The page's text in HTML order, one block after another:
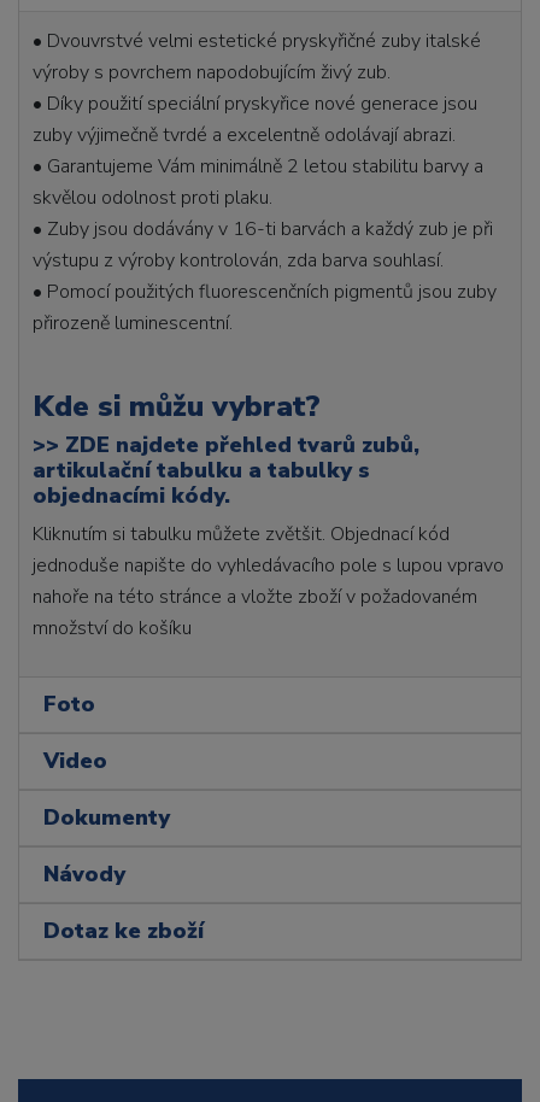
• Dvouvrstvé velmi estetické pryskyřičné zuby italské
výroby s povrchem napodobujícím živý zub.
• Díky použití speciální pryskyřice nové generace jsou
zuby výjimečně tvrdé a excelentně odolávají abrazi.
• Garantujeme Vám minimálně 2 letou stabilitu barvy a
skvělou odolnost proti plaku.
• Zuby jsou dodávány v 16-ti barvách a každý zub je při
výstupu z výroby kontrolován, zda barva souhlasí.
• Pomocí použitých fluorescenčních pigmentů jsou zuby
přirozeně luminescentní.
Kde si můžu vybrat?
>> ZDE najdete přehled tvarů zubů,
artikulační tabulku a tabulky s
objednacími kódy.
Kliknutím si tabulku můžete zvětšit. Objednací kód
jednoduše napište do vyhledávacího pole s lupou vpravo
nahoře na této stránce a vložte zboží v požadovaném
množství do košíku
Foto
Video
Dokumenty
Návody
Dotaz ke zboží